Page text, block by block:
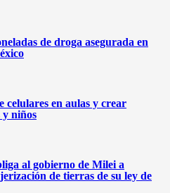
de droga asegurada en
en aulas y crear
y niños
al gobierno de Milei a
de tierras de su ley de